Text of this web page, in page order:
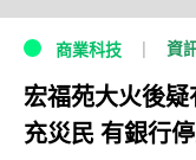
商業科技 資
宏福苑大火後
充災民 有銀行